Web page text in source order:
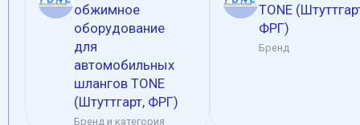
обжимное
оборудование
для
автомобильных
шлангов TONE
(Штуттгарт, ФРГ)
Бренд и категория
TONE
ФРГ)
Бренд